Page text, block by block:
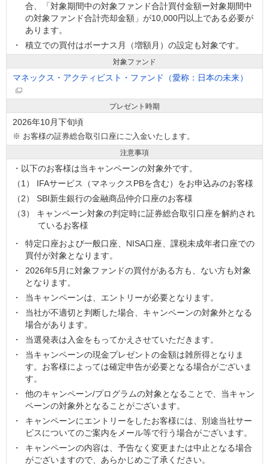
合、「対象期間中の対象ファンド合計買付金額ー対象期間中
の対象ファンド合計売却金額」が10,000円以上である必要が
あります。
積立での買付はボーナス月（増額月）の設定も対象です。
対象ファンド
マネックス・アクティビスト・ファンド（愛称：日本の未来）
プレゼント時期
2026年10月下旬頃
※ お客様の証券総合取引口座にご入金いたします。
注意事項
・以下のお客様は当キャンペーンの対象外です。
（1） IFAサービス（マネックスPBを含む）をお申込みのお客様
（2） SBI新生銀行の金融商品仲介口座のお客様
（3） キャンペーン対象の判定時に証券総合取引口座を解約され
ているお客様
特定口座および一般口座、NISA口座、課税未成年者口座での
買付が対象となります。
2026年5月に対象ファンドの買付がある方も、ない方も対象
となります。
当キャンペーンは、エントリーが必要となります。
当社が不適切と判断した場合、キャンペーンの対象外となる
場合があります。
当選発表は入金をもってかえさせていただきます。
当キャンペーンの現金プレゼントの金額は雑所得となりま
す。お客様によっては確定申告が必要となる場合がございま
す。
他のキャンペーン/プログラムの対象となることで、当キャン
ペーンの対象外となることがございます。
キャンペーンにエントリーをしたお客様には、別途当社サー
ビスについてのご案内をメール等で行う場合がございます。
キャンペーンの内容は、予告なく変更または中止となる場合
がございますので、あらかじめご了承ください。